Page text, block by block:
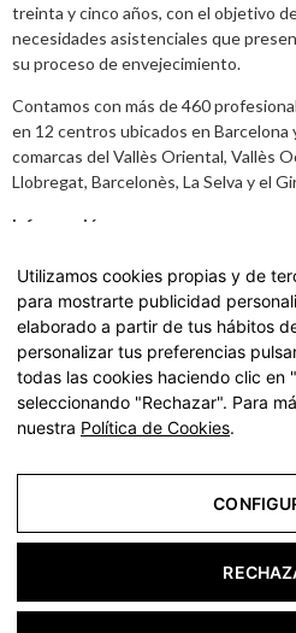
treinta y cinco años, con el objetivo
necesidades asistenciales que
su proceso de envejecimiento.
Contamos con más de 460
en 12 centros ubicados en Barcelona
comarcas del Vallès Oriental, Vallès
Llobregat, Barcelonès, La Selva y el
Información
Aviso legal Política de Privacidad y
Carta de Servicios
Accede a nuestra Carta de Servicios
edad | La Vostra Llar -
Utilizamos cookies propias y de
para mostrarte publicidad
elaborado a partir de tus hábitos
personalizar tus preferencias
todas las cookies haciendo clic en
seleccionando "Rechazar". Para
nuestra Política de Cookies.
Aviso
Política de
Política de